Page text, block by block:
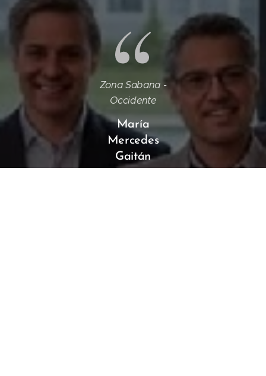
Zona Sabana -
Occidente
María
Mercedes
Gaitán